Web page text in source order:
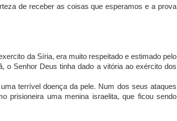
de receber as coisas que esperamos e a prova
da Síria, era muito respeitado e estimado pelo
o Senhor Deus tinha dado a vitória ao exército dos
terrível doença da pele. Num dos seus ataques
prisioneira uma menina israelita, que ficou sendo